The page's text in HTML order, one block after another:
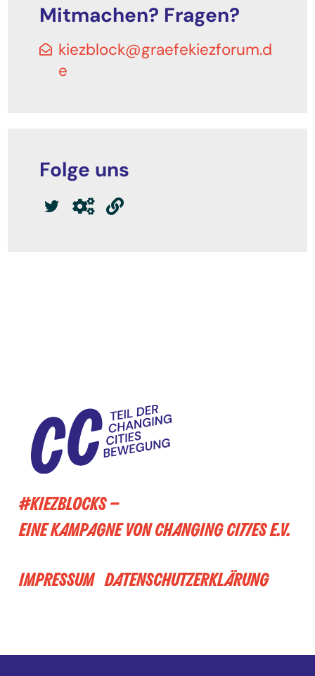
Mitmachen? Fragen?
kiezblock@graefekiezforum.d
e
Folge uns
#KIEZBLOCKS –
EINE KAMPAGNE VON CHANGING CITIES E.V.
IMPRESSUM DATENSCHUTZERKLÄRUNG